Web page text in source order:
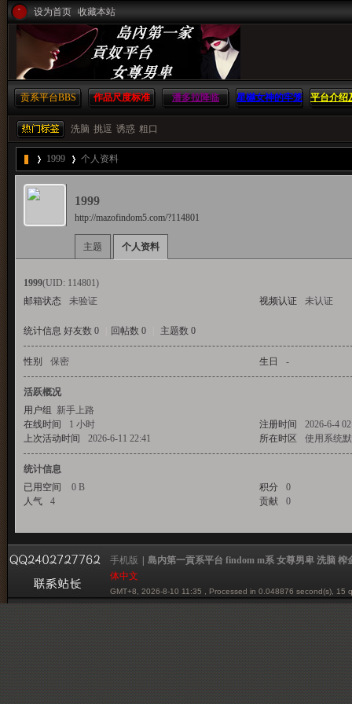
设为首页 收藏本站
贡系平台BBS 作品尺度标准 潘多拉降临 星樾女神的牢笼
平台介绍
方法
洗脑 挑逗 诱惑 粗口
島
第
一
貢
›
1999
›
个人资料
1999
http://mazofindom5.com/?114801
主题 个人资料
1999(UID: 114801)
邮箱状态
未验证 视频认证 未认证
统计信息 好友数 0 回帖数 0 主题数 0
性别 保密 生日 -
活跃概况
用户组 新手上路
在线时间
1 小时 注册时间
2026-6-4
上次活动时间
2026-6-11 22:41 所在时区 使用系统
统计信息
已用空间
0 B 积分
0
人气
4 贡献 0
手机版
島内第一貢系平台 findom m系 女尊男卑 洗脑
体中文
GMT+8, 2026-8-10 11:35 , Processed in 0.048876 second(s), 15